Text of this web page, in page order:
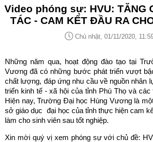
Video phóng sự: HVU: TĂNG
TÁC - CAM KẾT ĐẦU RA
Chủ nhật, 01/11/2020,
Những năm qua, hoạt động đào tạo tại
Vương đã có những bước phát triển vượt
chất lượng, đáp ứng nhu cầu về nguồn nhân
triển kinh tế - xã hội của tỉnh Phú Thọ và
Hiện nay, Trường Đại học Hùng Vương là
sở giáo dục đại học của tỉnh thực hiện cam
làm cho sinh viên sau tốt nghiệp.
Xin mời quý vị xem phóng sự với chủ đề: